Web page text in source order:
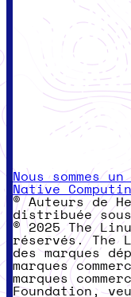
Nous sommes
Native
© Auteurs de
distribuée
© 2025 The
réservés. The
des marques
marques
marques
Foundation,